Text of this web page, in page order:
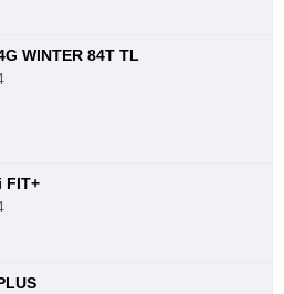
WINTER 84T TL
FIT+